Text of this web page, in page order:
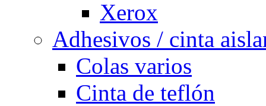
Xerox
Adhesivos / cinta
Colas varios
Cinta de teflón